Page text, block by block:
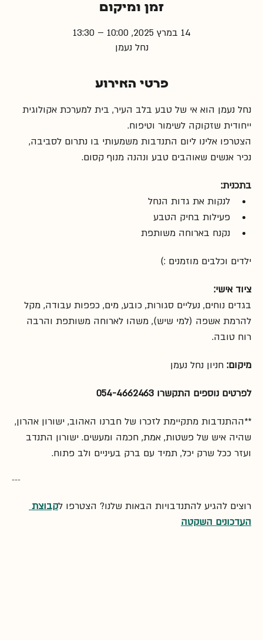
זמן ומיקום
14 במרץ 2025, 10:00 – 13:30
נחל נעמן
פרטי האירוע
נחל נעמן הוא אי של טבע בלב העיר, בית למערכת אקולוגית
ייחודית שזקוקה לשימור וטיפוח.
הצטרפו אלינו ליום התנדבות משמעותי בו נתרום לסביבה,
נכיר אנשים שאוהבים טבע ונהנה מנוף קסום.
בתכנית:
לנקות את גדות הנחל
פעילות בחיק הטבע
נקנח בארוחה משותפת
ילדים וכלבים מוזמנים :)
ציוד אישי:
בגדים נוחים, נעליים סגורות, כובע, מים, כפפות עבודה, מקל
להרמת אשפה (למי שיש), משהו לארוחה משותפת והרבה
רוח טובה.
מיקום: חניון נחל נעמן
לפרטים נוספים התקשרו 054-4662463
**ההתנדבות מתקיימת לזכרו של חברנו האהוב, ישורון אהרון,
שהיה איש של פשטות, אמת, חכמה ומעשים. ישורון התנדב
ועזר ככל שרק יכל, תמיד עם ברק בעיניים ולב פתוח.
---
רוצים להגיע להתנדבויות הבאות שלנו? הצטרפו לקבוצת
העדכונים השקטה